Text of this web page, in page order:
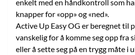
enkelt med en håndkontroll som
knapper for «opp» og «ned».
Active Up Easy OG er beregnet til
vanskelig for å komme seg opp fra
eller å sette seg på en trygg måte i